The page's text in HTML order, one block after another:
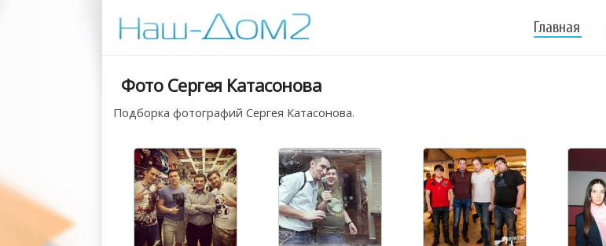
Главная
Фото Сергея Катасонова
Подборка фотографий Сергея Катасонова.